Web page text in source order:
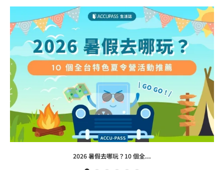
2026 暑假去哪玩？10 個全...